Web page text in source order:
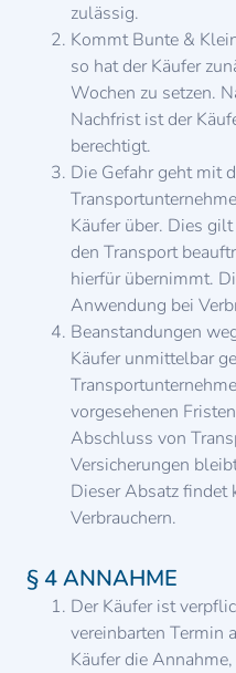
zulässig.
Kommt Bunte &
so hat der Käufer
Wochen zu setzen.
Nachfrist ist der
berechtigt.
Die Gefahr geht mit
Käufer über. Dies
den Transport
hierfür übernimmt.
Anwendung bei
Beanstandungen
Käufer unmittelbar
vorgesehenen
Abschluss von
Versicherungen
Dieser Absatz findet
Verbrauchern.
§ 4 ANNAHME
Der Käufer ist
vereinbarten Termin
Käufer die